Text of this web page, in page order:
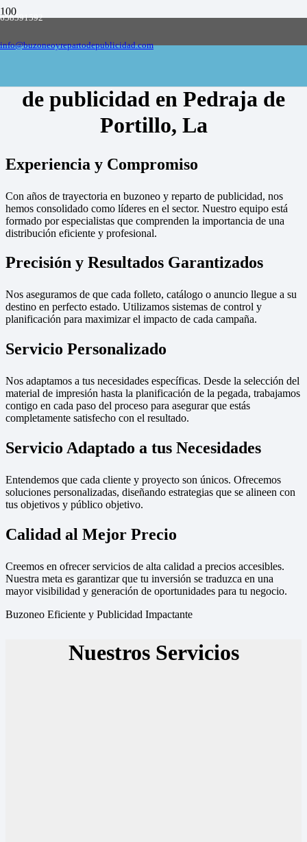
658591592
info@buzoneoyrepartodepublicidad.com
Empresa de buzoneo y reparto de publicidad
de publicidad en Pedraja de
Portillo, La
Experiencia y Compromiso
Con años de trayectoria en buzoneo y reparto de publicidad, nos
hemos consolidado como líderes en el sector. Nuestro equipo está
formado por especialistas que comprenden la importancia de una
distribución eficiente y profesional.
Precisión y Resultados Garantizados
Nos aseguramos de que cada folleto, catálogo o anuncio llegue a su
destino en perfecto estado. Utilizamos sistemas de control y
planificación para maximizar el impacto de cada campaña.
Servicio Personalizado
Nos adaptamos a tus necesidades específicas. Desde la selección del
material de impresión hasta la planificación de la pegada, trabajamos
contigo en cada paso del proceso para asegurar que estás
completamente satisfecho con el resultado.
Servicio Adaptado a tus Necesidades
Entendemos que cada cliente y proyecto son únicos. Ofrecemos
soluciones personalizadas, diseñando estrategias que se alineen con
tus objetivos y público objetivo.
Calidad al Mejor Precio
Creemos en ofrecer servicios de alta calidad a precios accesibles.
Nuestra meta es garantizar que tu inversión se traduzca en una
mayor visibilidad y generación de oportunidades para tu negocio.
Buzoneo Eficiente y Publicidad Impactante
Nuestros Servicios